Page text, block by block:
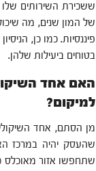
ששכירת השירותים
של המון שנים, מה
פיננסיות. כמו כן,
בטוחים ביעילות שלהן.
האם אחד
למיקום?
מן הסתם, אחד
שהעסק יהיה במרכז
שתחפשו אזור מאוכלס